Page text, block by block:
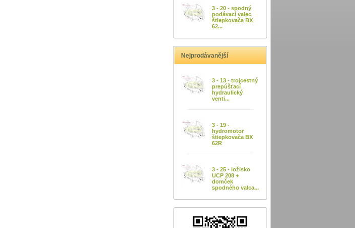
3 - 20 - spodný
podávací valec
štiepkovača BX
62...
Nejprodávanější
3 - 13 - trojcestný
prepúšťací
hydraulický
venti...
3 - 19 -
hydromotor
štiepkovača BX
62R
3 - 25 - ložisko
UCP 208 +
domček
spodného valca...